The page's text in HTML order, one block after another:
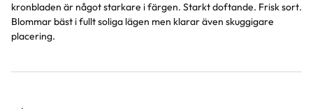
kronbladen är något starkare i färgen. Starkt doftande. Frisk sort.
Blommar bäst i fullt soliga lägen men klarar även skuggigare
placering.